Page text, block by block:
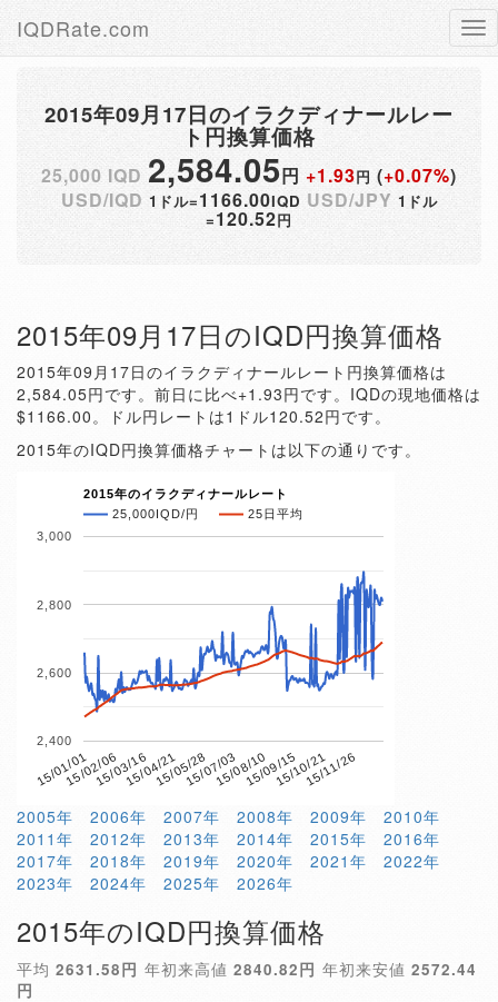
IQDRate.com
2015年09月17日のイラクディナールレー
ト円換算価格
25,000 IQD 2,584.05円+1.93円 (+0.07%)
USD/IQD 1ドル=1166.00IQD USD/JPY 1ドル
=120.52円
2015年09月17日のIQD円換算価格
2015年09月17日のイラクディナールレート円換算価格は
2,584.05円です。前日に比べ+1.93円です。IQDの現地価格は
$1166.00。ドル円レートは1ドル120.52円です。
2015年のIQD円換算価格チャートは以下の通りです。
2015年のイラクディナールレート
25,000IQD/円
25日平均
15/01/0115/02/0615/03/1615/04/2115/05/2815/07/0315/08/1015/09/1515/10/2115/11/26
2,400
2,600
2,800
3,000
2005年 2006年 2007年 2008年 2009年
2010年
2011年
2012年 2013年 2014年 2015年
2016年
2017年
2018年 2019年 2020年 2021年
2022年
2023年
2024年 2025年 2026年
2015年のIQD円換算価格
平均 2631.58円 年初来高値 2840.82円 年初来安値 2572.44
円